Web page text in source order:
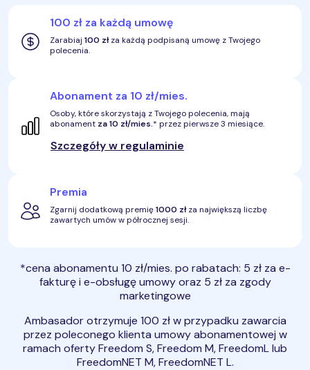
100 zł za każdą umowę
Zarabiaj 100 złza każdą podpisaną umowę z Twojego
polecenia.
Abonament za 10 zł/mies.
Osoby, które skorzystają z Twojego polecenia, mają
abonament za 10 zł/mies.* przez pierwsze 3 miesiące.
Szczegóły w regulaminie
Premia
Zgarnij dodatkową premię1000 złza największą liczbę
zawartych umów w półrocznej sesji.
cena po rabatach
*cena abonamentu 10 zł/mies. po rabatach: 5 zł za e-
fakturę i e-obsługę umowy oraz 5 zł za zgody
marketingowe
Co otrzymuje ambasador?
Ambasador otrzymuje 100 zł w przypadku zawarcia
przez poleconego klienta umowy abonamentowej w
ramach oferty Freedom S, Freedom M, FreedomL lub
FreedomNET M, FreedomNET L.